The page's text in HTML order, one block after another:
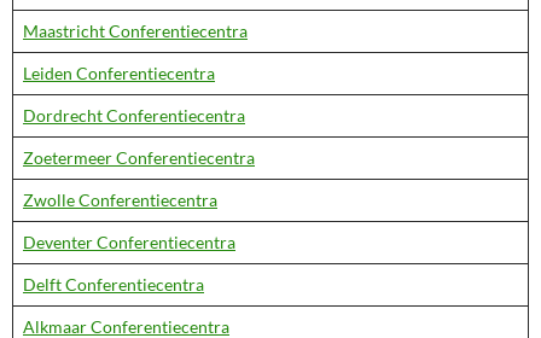
Maastricht Conferentiecentra
Leiden Conferentiecentra
Dordrecht Conferentiecentra
Zoetermeer Conferentiecentra
Zwolle Conferentiecentra
Deventer Conferentiecentra
Delft Conferentiecentra
Alkmaar Conferentiecentra